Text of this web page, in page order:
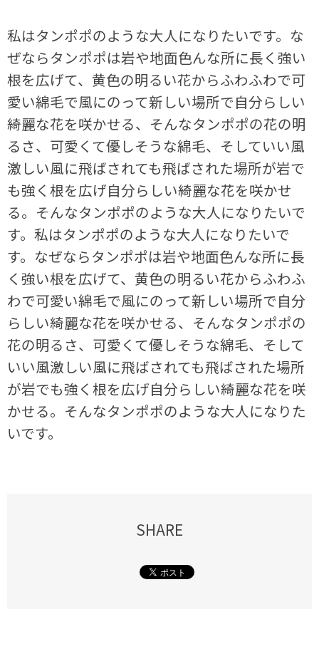
私はタンポポのような大人になりたいです。な
ぜならタンポポは岩や地面色んな所に長く強い
根を広げて、黄色の明るい花からふわふわで可
愛い綿毛で風にのって新しい場所で自分らしい
綺麗な花を咲かせる、そんなタンポポの花の明
るさ、可愛くて優しそうな綿毛、そしていい風
激しい風に飛ばされても飛ばされた場所が岩で
も強く根を広げ自分らしい綺麗な花を咲かせ
る。そんなタンポポのような大人になりたいで
す。私はタンポポのような大人になりたいで
す。なぜならタンポポは岩や地面色んな所に長
く強い根を広げて、黄色の明るい花からふわふ
わで可愛い綿毛で風にのって新しい場所で自分
らしい綺麗な花を咲かせる、そんなタンポポの
花の明るさ、可愛くて優しそうな綿毛、そして
いい風激しい風に飛ばされても飛ばされた場所
が岩でも強く根を広げ自分らしい綺麗な花を咲
かせる。そんなタンポポのような大人になりた
いです。
SHARE